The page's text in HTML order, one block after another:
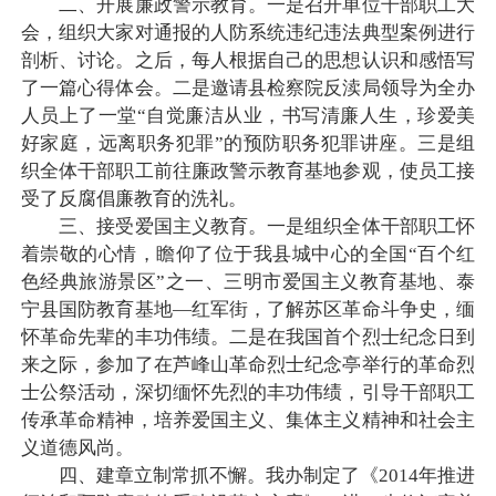
二、开展廉政警示教育。一是召开单位干部职工大
会，组织大家对通报的人防系统违纪违法典型案例进行
剖析、讨论。之后，每人根据自己的思想认识和感悟写
了一篇心得体会。二是邀请县检察院反渎局领导为全办
人员上了一堂“自觉廉洁从业，书写清廉人生，珍爱美
好家庭，远离职务犯罪”的预防职务犯罪讲座。三是组
织全体干部职工前往廉政警示教育基地参观，使员工接
受了反腐倡廉教育的洗礼。
三、接受爱国主义教育。一是组织全体干部职工怀
着崇敬的心情，瞻仰了位于我县城中心的全国“百个红
色经典旅游景区”之一、三明市爱国主义教育基地、泰
宁县国防教育基地—红军街，了解苏区革命斗争史，缅
怀革命先辈的丰功伟绩。二是在我国首个烈士纪念日到
来之际，参加了在芦峰山革命烈士纪念亭举行的革命烈
士公祭活动，深切缅怀先烈的丰功伟绩，引导干部职工
传承革命精神，培养爱国主义、集体主义精神和社会主
义道德风尚。
四、建章立制常抓不懈。我办制定了《2014年推进